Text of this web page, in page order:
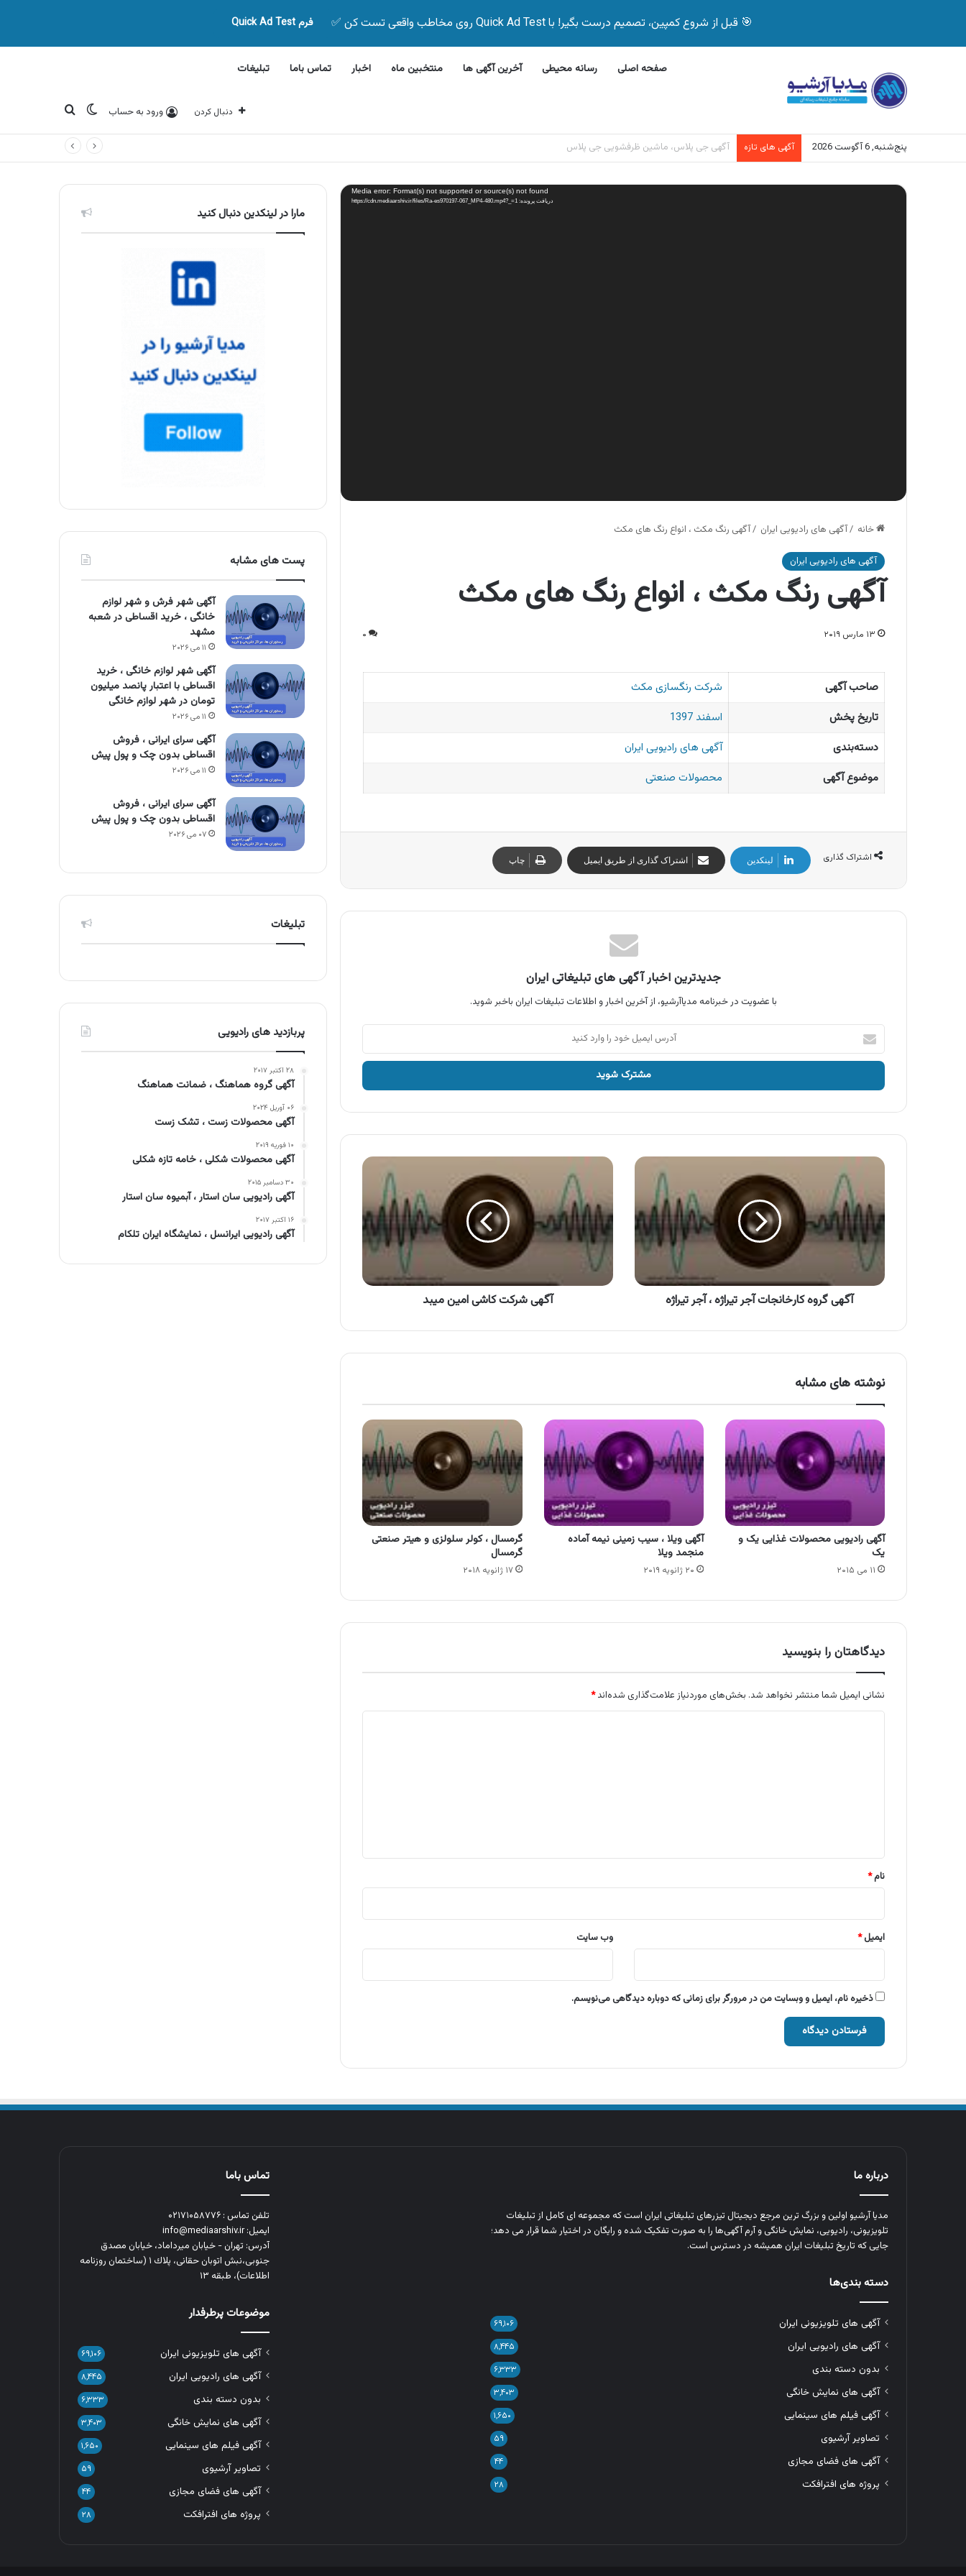
🎯 قبل از شروع کمپین، تصمیم درست بگیر! با Quick Ad Test روی مخاطب واقعی تست کن ✅ فرم Quick Ad Test
صفحه اصلی رسانه محیطی آخرین آگهی ها منتخبین ماه اخبار تماس باما تبلیغات
دنبال کردن ورود به حساب تغییر پوسته
جستجو برای
پنج‌شنبه, 6 آگوست 2026 آگهی های تازه آگهی بیمه دات کام، خرید آنلاین بیمه زیر ۵ دقیقه
نمایشگر
ویدیو Media error: Format(s) not supported or source(s) not found
دریافت پرونده: https://cdn.mediaarshiv.ir/files/Ra-es970197-067_MP4-480.mp4?_=1
خانه /آگهی های رادیویی ایران /آگهی رنگ مکث ، انواع رنگ های مکث
آگهی های رادیویی ایران
آگهی رنگ مکث ، انواع رنگ های مکث
۱۳ مارس ۲۰۱۹ ۰
صاحب آگهی
شرکت رنگسازی مکث
تاریخ پخش
اسفند 1397
دسته‌بندی
آگهی های رادیویی ایران
موضوع آگهی
محصولات صنعتی
اشتراک گذاری لینکدین اشتراک گذاری از طریق ایمیل چاپ
جدیدترین اخبار آگهی های تبلیغاتی ایران
با عضویت در خبرنامه مدیاآرشیو، از آخرین اخبار و اطلاعات تبلیغات ایران باخبر شوید.
آدرس
ایمیل
خود
وارد
آگهی
کارخانجات
آجر
تیراژه
آجر
تیراژه
آگهی گروه کارخانجات آجر تیراژه ، آجر تیراژه
آگهی
امین
میبد
آگهی شرکت کاشی امین میبد
نوشته های مشابه
آگهی رادیویی محصولات غذایی یک و
یک
۱۱ می ۲۰۱۵
آگهی ویلا ، سیب زمینی نیمه آماده
منجمد ویلا
۲۰ ژانویه ۲۰۱۹
گرمسال ، کولر سلولزی و هیتر صنعتی
گرمسال
۱۷ ژانویه ۲۰۱۸
دیدگاهتان را بنویسید
نشانی ایمیل شما منتشر نخواهد شد. بخش‌های موردنیاز علامت‌گذاری شده‌اند*
نام*
ایمیل* وب‌ سایت
ذخیره نام، ایمیل و وبسایت من در مرورگر برای زمانی که دوباره دیدگاهی می‌نویسم.
مارا در لینکدین دنبال کنید
پست های مشابه
آگهی شهر فرش و شهر لوازم
خانگی ، خرید اقساطی در شعبه
مشهد
۱۱ می ۲۰۲۶
آگهی شهر لوازم خانگی ، خرید
اقساطی با اعتبار پانصد میلیون
تومان در شهر لوازم خانگی
۱۱ می ۲۰۲۶
آگهی سرای ایرانی ، فروش
اقساطی بدون چک و پول پیش
۱۱ می ۲۰۲۶
آگهی سرای ایرانی ، فروش
اقساطی بدون چک و پول پیش
۰۷ می ۲۰۲۶
تبلیغات
پربازدید های رادیویی
۲۸ اکتبر ۲۰۱۷
آگهی گروه هماهنگ ، ضمانت هماهنگ
۰۶ آوریل ۲۰۲۴
آگهی محصولات زست ، تشک زست
۱۰ فوریه ۲۰۱۹
آگهی محصولات شکلی ، خامه تازه شکلی
۳۰ دسامبر ۲۰۱۵
آگهی رادیویی سان استار ، آبمیوه سان استار
۱۶ اکتبر ۲۰۱۷
آگهی رادیویی ایرانسل ، نمایشگاه ایران تلکام
درباره ما
مدیا آرشیو اولین و بزرگ‌ ترین مرجع دیجیتال تیزرهای تبلیغاتی ایران است که مجموعه‌ ای کامل از تبلیغات
تلویزیونی، رادیویی، نمایش خانگی و آرم‌ آگهی‌ها را به‌ صورت تفکیک‌ شده و رایگان در اختیار شما قرار می‌ دهد؛
جایی که تاریخ تبلیغات ایران همیشه در دسترس است.
دسته بندی‌ها
آگهی های تلویزیونی ایران ۶۹,۱۰۶
آگهی های رادیویی ایران ۸,۴۴۵
بدون دسته بندی ۶,۳۳۳
آگهی های نمایش خانگی ۳,۴۰۳
آگهی فیلم های سینمایی ۱,۶۵۰
تصاویر آرشیوی ۵۹
آگهی های فضای مجازی ۴۴
پروژه های افترافکت ۲۸
تماس باما
تلفن تماس : ۰۲۱۷۱۰۵۸۷۷۶
ایمیل: info@mediaarshiv.ir
آدرس: تهران - خیابان میرداماد، خیابان مصدق
جنوبی،نبش اتوبان حقانی، پلاك ١ (ساختمان روزنامه
اطلاعات)، طبقه ۱۳
موضوعات پرطرفدار
آگهی های تلویزیونی ایران ۶۹,۱۰۶
آگهی های رادیویی ایران ۸,۴۴۵
بدون دسته بندی ۶,۳۳۳
آگهی های نمایش خانگی ۳,۴۰۳
آگهی فیلم های سینمایی ۱,۶۵۰
تصاویر آرشیوی ۵۹
آگهی های فضای مجازی ۴۴
پروژه های افترافکت ۲۸